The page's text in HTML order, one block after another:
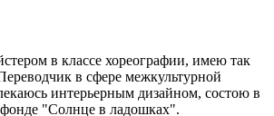
в классе хореографии, имею так
в сфере межкультурной
интерьерным дизайном, состою в
"Солнце в ладошках".